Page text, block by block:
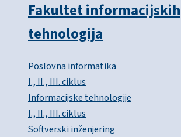
Fakultet informacijskih
tehnologija
Poslovna informatika
I., II., III. ciklus
Informacijske tehnologije
I., II., III. ciklus
Softverski inženjering